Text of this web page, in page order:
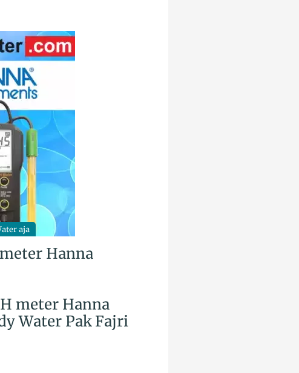
aja
Hanna
meter Hanna
Water Pak Fajri